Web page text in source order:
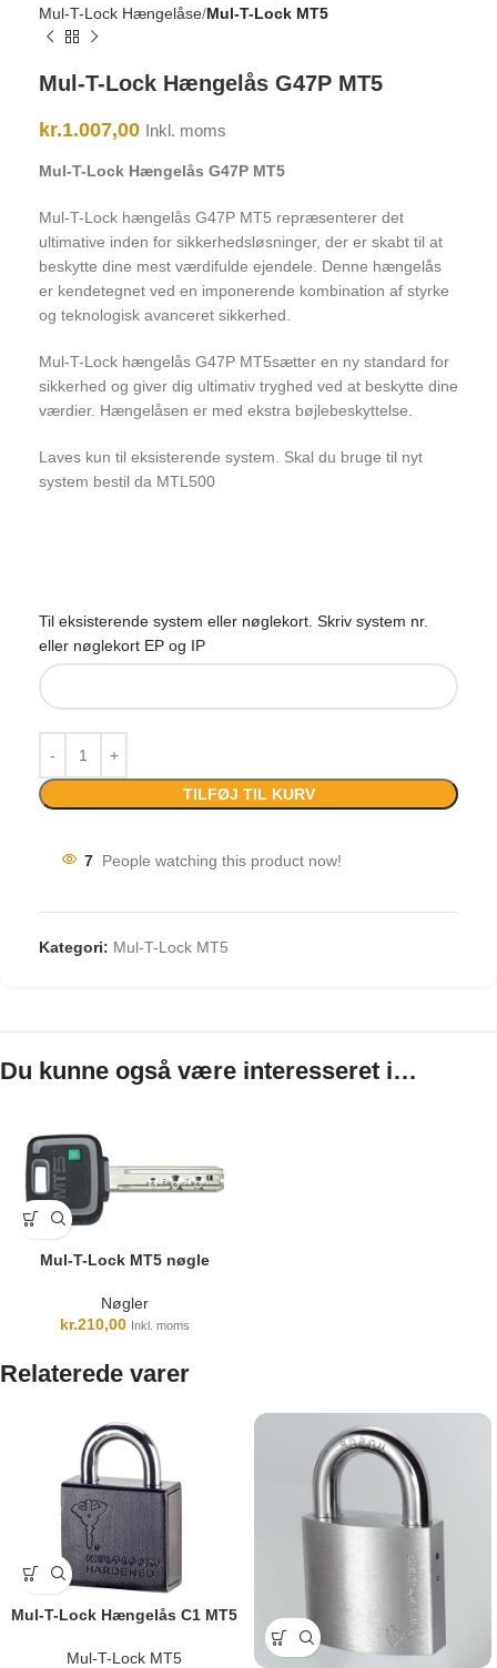
Mul-T-Lock Hængelåse Mul-T-Lock MT5
Mul-T-Lock Hængelås G47P MT5
kr.1.007,00 Inkl. moms
Mul-T-Lock Hængelås G47P MT5
Mul-T-Lock hængelås G47P MT5 repræsenterer det
ultimative inden for sikkerhedsløsninger, der er skabt til at
beskytte dine mest værdifulde ejendele. Denne hængelås
er kendetegnet ved en imponerende kombination af styrke
og teknologisk avanceret sikkerhed.
Mul-T-Lock hængelås G47P MT5sætter en ny standard for
sikkerhed og giver dig ultimativ tryghed ved at beskytte dine
værdier. Hængelåsen er med ekstra bøjlebeskyttelse.
Laves kun til eksisterende system. Skal du bruge til nyt
system bestil da MTL500
Til eksisterende system eller nøglekort. Skriv system nr.
eller nøglekort EP og IP
TILFØJ TIL KURV
7 People watching this product now!
Kategori: Mul-T-Lock MT5
Du kunne også være interesseret i…
Mul-T-Lock MT5 nøgle
Nøgler
kr.210,00 Inkl. moms
Relaterede varer
Mul-T-Lock Hængelås C1 MT5
Mul-T-Lock MT5